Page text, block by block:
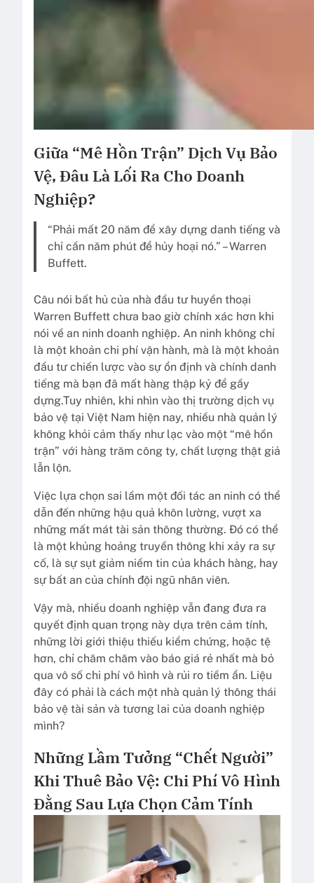
Giữa “Mê Hồn Trận” Dịch Vụ Bảo
Vệ, Đâu Là Lối Ra Cho Doanh
Nghiệp?
“Phải mất 20 năm để xây dựng danh tiếng và
chỉ cần năm phút để hủy hoại nó.” – Warren
Buffett.
Câu nói bất hủ của nhà đầu tư huyền thoại
Warren Buffett chưa bao giờ chính xác hơn khi
nói về an ninh doanh nghiệp. An ninh không chỉ
là một khoản chi phí vận hành, mà là một khoản
đầu tư chiến lược vào sự ổn định và chính danh
tiếng mà bạn đã mất hàng thập kỷ để gầy
dựng.Tuy nhiên, khi nhìn vào thị trường dịch vụ
bảo vệ tại Việt Nam hiện nay, nhiều nhà quản lý
không khỏi cảm thấy như lạc vào một “mê hồn
trận” với hàng trăm công ty, chất lượng thật giả
lẫn lộn.
Việc lựa chọn sai lầm một đối tác an ninh có thể
dẫn đến những hậu quả khôn lường, vượt xa
những mất mát tài sản thông thường. Đó có thể
là một khủng hoảng truyền thông khi xảy ra sự
cố, là sự sụt giảm niềm tin của khách hàng, hay
sự bất an của chính đội ngũ nhân viên.
Vậy mà, nhiều doanh nghiệp vẫn đang đưa ra
quyết định quan trọng này dựa trên cảm tính,
những lời giới thiệu thiếu kiểm chứng, hoặc tệ
hơn, chỉ chăm chăm vào báo giá rẻ nhất mà bỏ
qua vô số chi phí vô hình và rủi ro tiềm ẩn. Liệu
đây có phải là cách một nhà quản lý thông thái
bảo vệ tài sản và tương lai của doanh nghiệp
mình?
Những Lầm Tưởng “Chết Người”
Khi Thuê Bảo Vệ: Chi Phí Vô Hình
Đằng Sau Lựa Chọn Cảm Tính